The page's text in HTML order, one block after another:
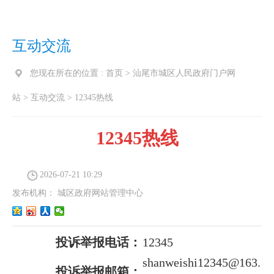
互动交流
您现在所在的位置 : 首页 > 汕尾市城区人民政府门户网
站 > 互动交流 > 12345热线
12345热线
2026-07-21 10:29
发布机构： 城区政府网站管理中心
投诉举报电话： 12345
shanweishi12345@163.